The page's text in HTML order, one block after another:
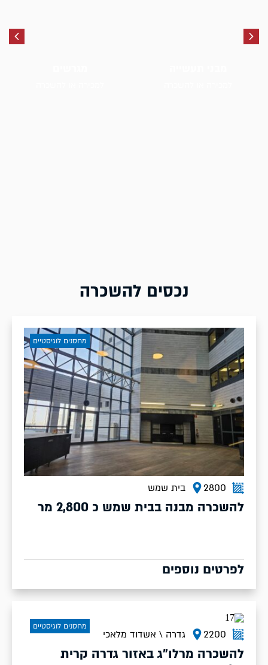
נכסים להשכרה
2800 בית שמש
להשכרה מבנה בבית שמש כ 2,800 מר
לפרטים נוספים
מחסנים לוגיסטיים
2200 גדרה \ אשדוד מלאכי
להשכרה מרלו"ג באזור גדרה קרית
מחסנים לוגיסטיים